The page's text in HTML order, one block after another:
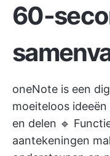
60-
oneNote is een
moeiteloos
en delen 🔹
aantekeningen